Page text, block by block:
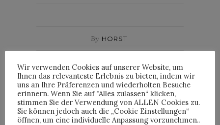
By HORST
INTERVIEWS
Wir verwenden Cookies auf unserer Website, um
Ihnen das relevanteste Erlebnis zu bieten, indem wir
uns an Ihre Präferenzen und wiederholten Besuche
erinnern. Wenn Sie auf "Alles zulassen“ klicken,
stimmen Sie der Verwendung von ALLEN Cookies zu.
Sie können jedoch auch die „Cookie Einstellungen“
öffnen, um eine individuelle Anpassung vorzunehmen..